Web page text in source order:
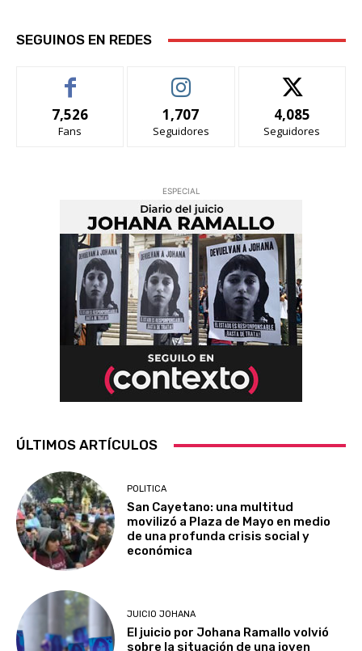
SEGUINOS EN REDES
7,526
Fans
1,707
Seguidores
4,085
Seguidores
ESPECIAL
ÚLTIMOS ARTÍCULOS
POLITICA
San Cayetano: una multitud
movilizó a Plaza de Mayo en medio
de una profunda crisis social y
económica
JUICIO JOHANA
El juicio por Johana Ramallo volvió
sobre la situación de una joven